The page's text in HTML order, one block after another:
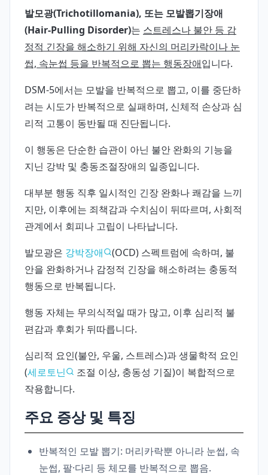
발모광(Trichotillomania), 또는 모발뽑기장애
(Hair-Pulling Disorder)는 스트레스나 불안 등 감
정적 긴장을 해소하기 위해 자신의 머리카락이나 눈
썹, 속눈썹 등을 반복적으로 뽑는 행동장애입니다.
DSM-5에서는 모발을 반복적으로 뽑고, 이를 중단하
려는 시도가 반복적으로 실패하며, 신체적 손상과 심
리적 고통이 동반될 때 진단됩니다.
이 행동은 단순한 습관이 아닌 불안 완화의 기능을
지닌 강박 및 충동조절장애의 일종입니다.
대부분 행동 직후 일시적인 긴장 완화나 쾌감을 느끼
지만, 이후에는 죄책감과 수치심이 뒤따르며, 사회적
관계에서 회피나 고립이 나타납니다.
발모광은 강박장애
(OCD) 스펙트럼에 속하며, 불
안을 완화하거나 감정적 긴장을 해소하려는 충동적
행동으로 반복됩니다.
행동 자체는 무의식적일 때가 많고, 이후 심리적 불
편감과 후회가 뒤따릅니다.
심리적 요인(불안, 우울, 스트레스)과 생물학적 요인
(세로토닌
조절 이상, 충동성 기질)이 복합적으로
작용합니다.
주요 증상 및 특징
반복적인 모발 뽑기: 머리카락뿐 아니라 눈썹, 속
눈썹, 팔·다리 등 체모를 반복적으로 뽑음.